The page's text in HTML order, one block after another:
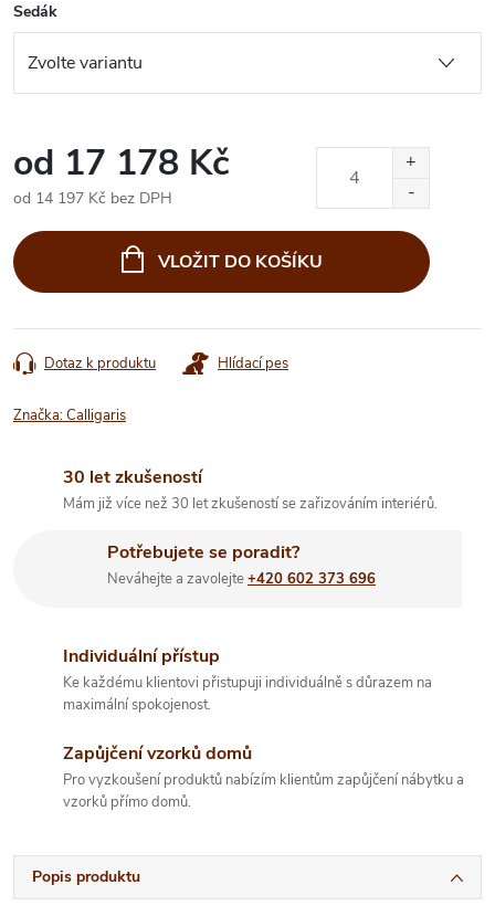
Sedák
od 17 178 Kč
od 14 197 Kč bez DPH
cena:
VLOŽIT DO KOŠÍKU
Dotaz k produktu Hlídací pes
Značka:Calligaris
30 let zkušeností
Mám již více než 30 let zkušeností se zařizováním interiérů.
Potřebujete se poradit?
Neváhejte a zavolejte+420 602 373 696
Individuální přístup
Ke každému klientovi přistupuji individuálně s důrazem na
maximální spokojenost.
Zapůjčení vzorků domů
Pro vyzkoušení produktů nabízím klientům zapůjčení nábytku a
vzorků přímo domů.
Popis produktu